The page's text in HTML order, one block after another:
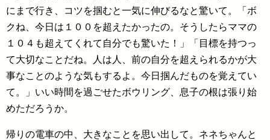
にまで行き、コツを掴むと一気に伸びるなと驚いて。「ボ
クね、今日は１００を超えたかったの。そうしたらママの
１０４も超えてくれて自分でも驚いた！」「目標を持つっ
て大切なことだね。人は人、前の自分を超えられるかが大
事なことのような気もするよ。今日掴んだものを覚えてい
て。」いい時間を過ごせたボウリング、息子の根は張り始
めただろうか。
帰りの電車の中、大きなことを思い出して。ネネちゃんと